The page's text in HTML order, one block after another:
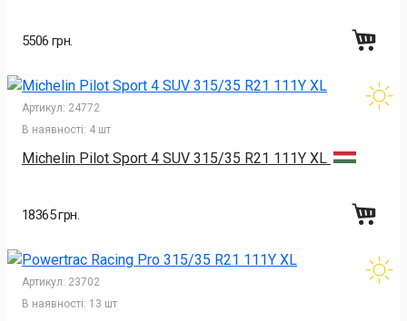
5506 грн.
Артикул: 24772
В наявності: 4 шт
Michelin Pilot Sport 4 SUV 315/35 R21 111Y XL
18365 грн.
Артикул: 23702
В наявності: 13 шт